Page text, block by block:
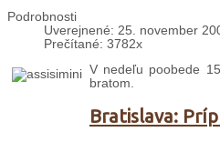
Podrobnosti
Uverejnené: 25. november
Prečítané: 3782x
V nedeľu poobede
bratom.
Bratislava: